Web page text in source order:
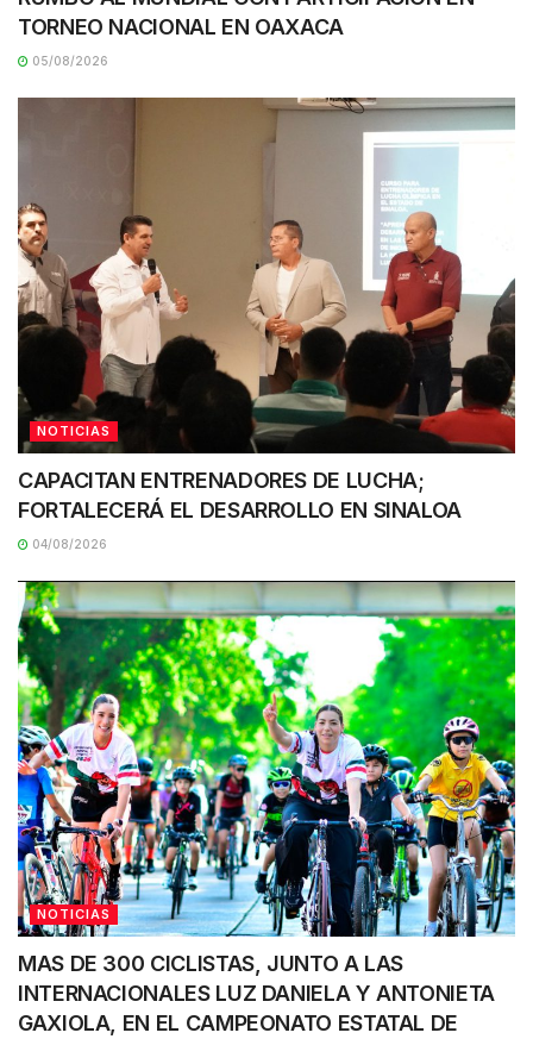
TORNEO NACIONAL EN OAXACA
05/08/2026
NOTICIAS
CAPACITAN ENTRENADORES DE LUCHA;
FORTALECERÁ EL DESARROLLO EN SINALOA
04/08/2026
NOTICIAS
MAS DE 300 CICLISTAS, JUNTO A LAS
INTERNACIONALES LUZ DANIELA Y ANTONIETA
GAXIOLA, EN EL CAMPEONATO ESTATAL DE